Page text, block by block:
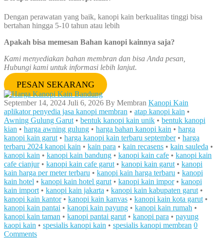
Dengan perawatan yang baik, kanopi kain berkualitas tinggi bisa
bertahan hingga 5-10 tahun atau lebih
Apakah bisa memesan Bahan kanopi kainnya saja?
Kami menyediakan bahan membran dan bisa Anda pesan,
Hubungi kami untuk informasi lebih lanjut.
PESAN SEKARANG
September 14, 2024 Juli 6, 2026 By Membran Kanopi Kain
aplikator penyedia jasa kanopi membran • atap kanopi kain •
Awning Gulung Garut • bentuk kanopi kain unik • bentuk kanopi
kian • harga awning gulung • harga bahan kanopi kain • harga
kanopi kain garut • harga kanopi kain terbaru september• harga
terbaru 2024 kanopi kain • kain para • kain recasens • kain sauleda •
kanopi kain • kanopi kain bandung • kanopi kain cafe • kanopi kain
cafe cianjur• kanopi kain cafe garut • kanopi kain garut • kanopi
kain harga per meter terbaru • kanopi kain harga terbaru • kanopi
kain hotel • kanopi kain hotel garut • kanopi kain impor• kanopi
kain import • kanopi kain jakarta • kanopi kain kabupaten garut •
kanopi kain kantor• kanopi kain kanvas • kanopi kain kota garut •
kanopi kain pantai • kanopi kain payung • kanopi kain rumah •
kanopi kain taman • kanopi pantai garut • kanopi para • payung
kaopi kain • spesialis kanopi kain • spesialis kanopi membran 0
Comments